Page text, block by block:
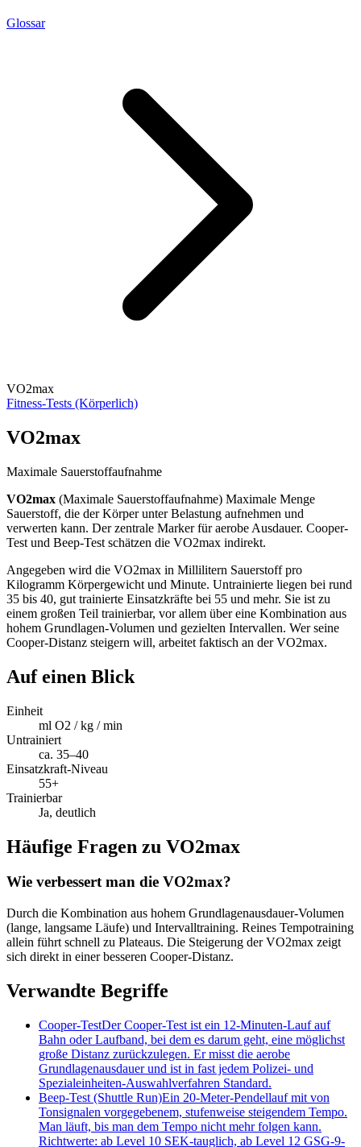
Glossar
VO2max
Fitness-Tests (Körperlich)
VO2max
Maximale Sauerstoffaufnahme
VO2max (Maximale Sauerstoffaufnahme) Maximale Menge
Sauerstoff, die der Körper unter Belastung aufnehmen und
verwerten kann. Der zentrale Marker für aerobe Ausdauer. Cooper-
Test und Beep-Test schätzen die VO2max indirekt.
Angegeben wird die VO2max in Millilitern Sauerstoff pro
Kilogramm Körpergewicht und Minute. Untrainierte liegen bei rund
35 bis 40, gut trainierte Einsatzkräfte bei 55 und mehr. Sie ist zu
einem großen Teil trainierbar, vor allem über eine Kombination aus
hohem Grundlagen-Volumen und gezielten Intervallen. Wer seine
Cooper-Distanz steigern will, arbeitet faktisch an der VO2max.
Auf einen Blick
Einheit
ml O2 / kg / min
Untrainiert
ca. 35–40
Einsatzkraft-Niveau
55+
Trainierbar
Ja, deutlich
Häufige Fragen zu VO2max
Wie verbessert man die VO2max?
Durch die Kombination aus hohem Grundlagenausdauer-Volumen
(lange, langsame Läufe) und Intervalltraining. Reines Tempotraining
allein führt schnell zu Plateaus. Die Steigerung der VO2max zeigt
sich direkt in einer besseren Cooper-Distanz.
Verwandte Begriffe
Cooper-TestDer Cooper-Test ist ein 12-Minuten-Lauf auf
Bahn oder Laufband, bei dem es darum geht, eine möglichst
große Distanz zurückzulegen. Er misst die aerobe
Grundlagenausdauer und ist in fast jedem Polizei- und
Spezialeinheiten-Auswahlverfahren Standard.
Beep-Test (Shuttle Run)Ein 20-Meter-Pendellauf mit von
Tonsignalen vorgegebenem, stufenweise steigendem Tempo.
Man läuft, bis man dem Tempo nicht mehr folgen kann.
Richtwerte: ab Level 10 SEK-tauglich, ab Level 12 GSG-9-